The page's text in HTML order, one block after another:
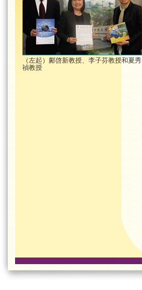
（左起）鄺啓新教授、李子芬教授和夏秀
禎教授